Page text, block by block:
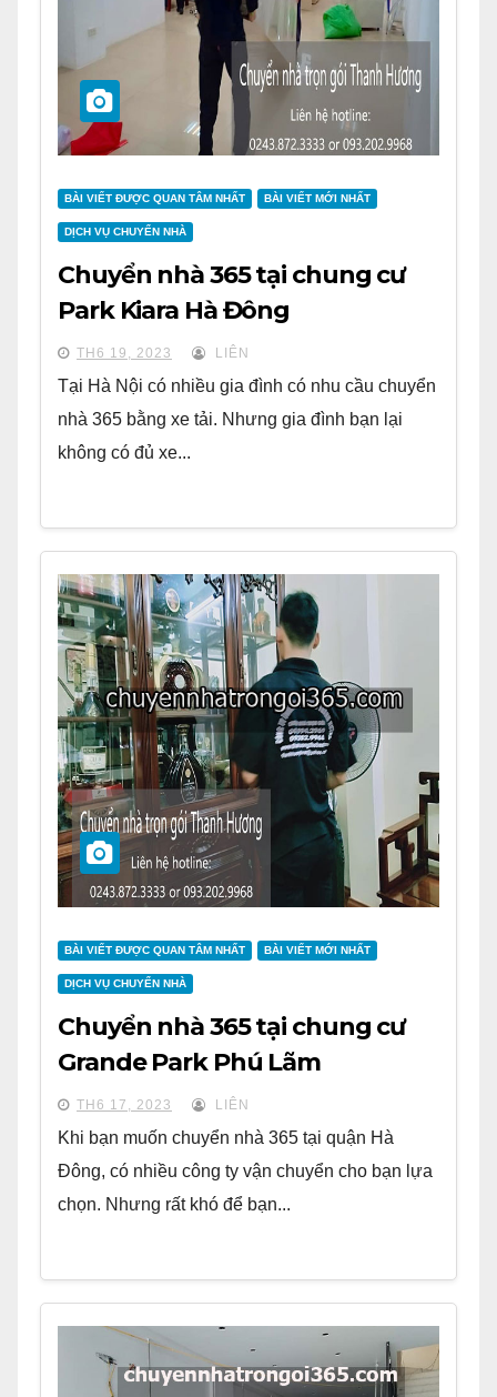
BÀI VIẾT ĐƯỢC QUAN TÂM NHẤT BÀI VIẾT MỚI NHẤT
DỊCH VỤ CHUYỂN NHÀ
Chuyển nhà 365 tại chung cư
Park Kiara Hà Đông
TH6 19, 2023 LIÊN
Tại Hà Nội có nhiều gia đình có nhu cầu chuyển
nhà 365 bằng xe tải. Nhưng gia đình bạn lại
không có đủ xe...
BÀI VIẾT ĐƯỢC QUAN TÂM NHẤT BÀI VIẾT MỚI NHẤT
DỊCH VỤ CHUYỂN NHÀ
Chuyển nhà 365 tại chung cư
Grande Park Phú Lãm
TH6 17, 2023 LIÊN
Khi bạn muốn chuyển nhà 365 tại quận Hà
Đông, có nhiều công ty vận chuyển cho bạn lựa
chọn. Nhưng rất khó để bạn...